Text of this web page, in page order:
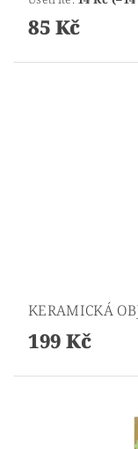
85 Kč
KERAMICKÁ
199 Kč